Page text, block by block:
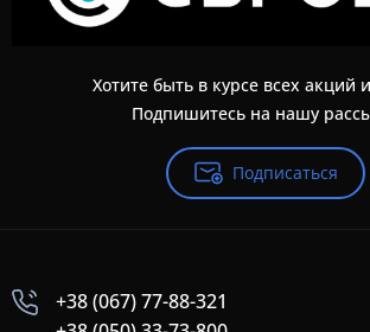
Хотите быть в курсе всех акций
Подпишитесь на нашу
Подписаться
+38 (067) 77-88-321